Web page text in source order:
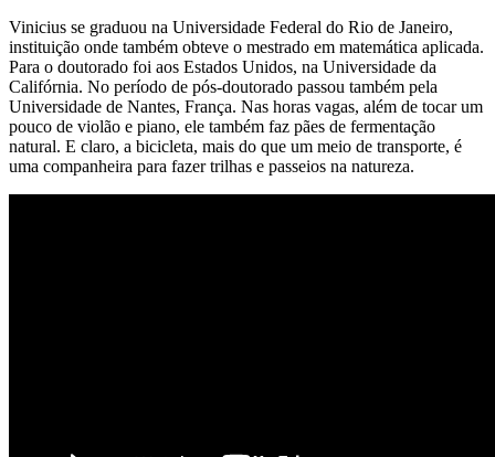
Vinicius se graduou na Universidade Federal do Rio de Janeiro,
instituição onde também obteve o mestrado em matemática aplicada.
Para o doutorado foi aos Estados Unidos, na Universidade da
Califórnia. No período de pós-doutorado passou também pela
Universidade de Nantes, França. Nas horas vagas, além de tocar um
pouco de violão e piano, ele também faz pães de fermentação
natural. E claro, a bicicleta, mais do que um meio de transporte, é
uma companheira para fazer trilhas e passeios na natureza.